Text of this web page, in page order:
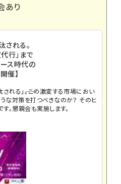
あり
れる。
行」まで
ース時代の
催】
れる」――。この激変する市場におい
な対策を打つべきなのか？ そのヒ
。懇親会も実施します。